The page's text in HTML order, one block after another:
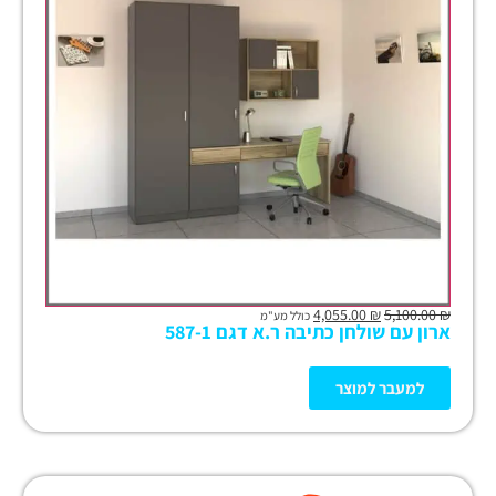
₪
5,100.00
₪ כולל מע"מ
ארון עם שולחן כתיבה ר.א דגם 587-1
למעבר למוצר